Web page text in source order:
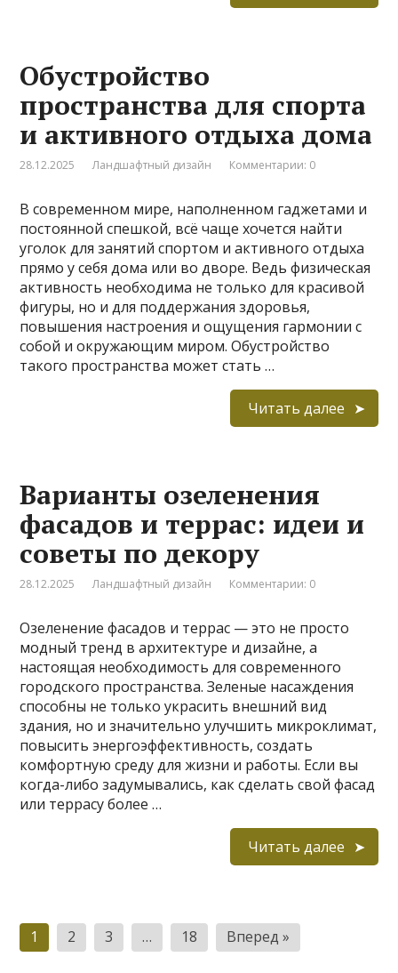
Обустройство
пространства для спорта
и активного отдыха дома
28.12.2025 Ландшафтный дизайн Комментарии: 0
В современном мире, наполненном гаджетами и
постоянной спешкой, всё чаще хочется найти
уголок для занятий спортом и активного отдыха
прямо у себя дома или во дворе. Ведь физическая
активность необходима не только для красивой
фигуры, но и для поддержания здоровья,
повышения настроения и ощущения гармонии с
собой и окружающим миром. Обустройство
такого пространства может стать …
Читать далее
Варианты озеленения
фасадов и террас: идеи и
советы по декору
28.12.2025 Ландшафтный дизайн Комментарии: 0
Озеленение фасадов и террас — это не просто
модный тренд в архитектуре и дизайне, а
настоящая необходимость для современного
городского пространства. Зеленые насаждения
способны не только украсить внешний вид
здания, но и значительно улучшить микроклимат,
повысить энергоэффективность, создать
комфортную среду для жизни и работы. Если вы
когда-либо задумывались, как сделать свой фасад
или террасу более …
Читать далее
Пагинация
записей
1 2 3 … 18 Вперед »